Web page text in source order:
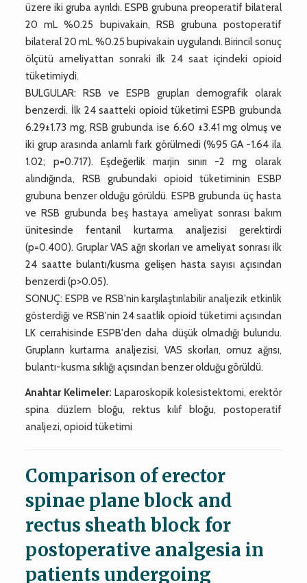
üzere iki gruba ayrıldı. ESPB grubuna preoperatif bilateral
20 mL %0.25 bupivakain, RSB grubuna postoperatif
bilateral 20 mL %0.25 bupivakain uygulandı. Birincil sonuç
ölçütü ameliyattan sonraki ilk 24 saat içindeki opioid
tüketimiydi.
BULGULAR: RSB ve ESPB grupları demografik olarak
benzerdi. İlk 24 saatteki opioid tüketimi ESPB grubunda
6.29±1.73 mg, RSB grubunda ise 6.60 ±3.41 mg olmuş ve
iki grup arasında anlamlı fark görülmedi (%95 GA -1.64 ila
1.02; p=0.717). Eşdeğerlik marjin sınırı -2 mg olarak
alındığında, RSB grubundaki opioid tüketiminin ESBP
grubuna benzer olduğu görüldü. ESPB grubunda üç hasta
ve RSB grubunda beş hastaya ameliyat sonrası bakım
ünitesinde fentanil kurtarma analjezisi gerektirdi
(p=0.400). Gruplar VAS ağrı skorları ve ameliyat sonrası ilk
24 saatte bulantı/kusma gelişen hasta sayısı açısından
benzerdi (p>0.05).
SONUÇ: ESPB ve RSB'nin karşılaştırılabilir analjezik etkinlik
gösterdiği ve RSB'nin 24 saatlik opioid tüketimi açısından
LK cerrahisinde ESPB'den daha düşük olmadığı bulundu.
Grupların kurtarma analjezisi, VAS skorları, omuz ağrısı,
bulantı-kusma sıklığı açısından benzer olduğu görüldü.
Anahtar Kelimeler: Laparoskopik kolesistektomi, erektör
spina düzlem bloğu, rektus kılıf bloğu, postoperatif
analjezi, opioid tüketimi
Comparison of erector
spinae plane block and
rectus sheath block for
postoperative analgesia in
patients undergoing